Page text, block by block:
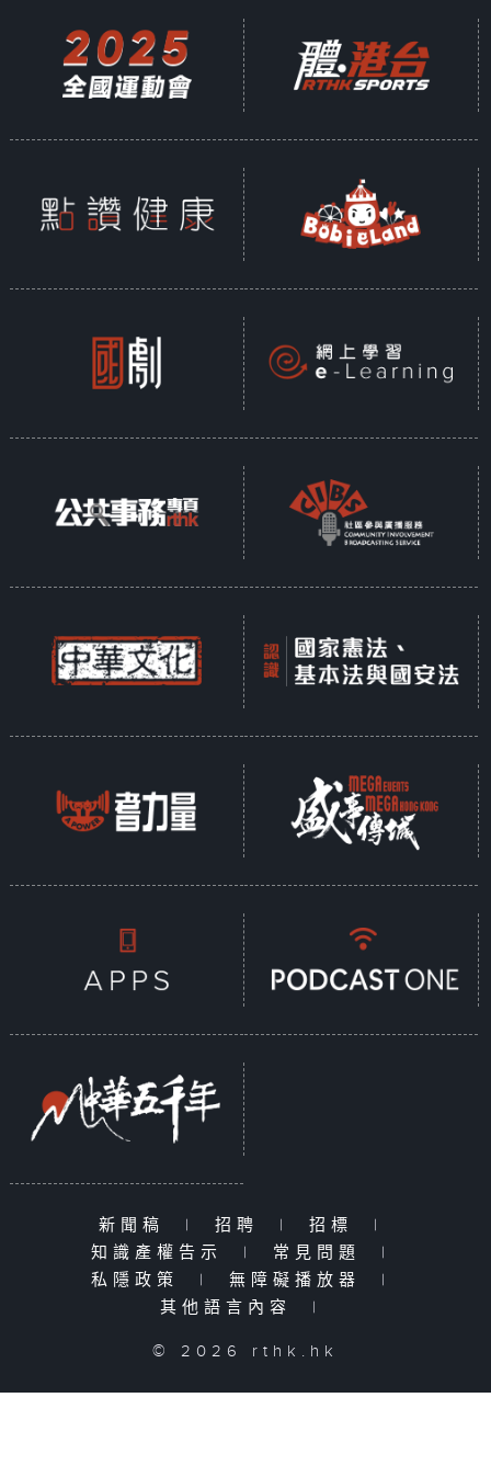
新聞稿 | 招聘 | 招標
|
知識產權告示
| 常見問題
|
私隱政策
| 無障礙播放器
|
其他語言內容
|
© 2026 rthk.hk